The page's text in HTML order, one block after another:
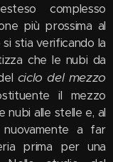
complesso
più prossima al
stia verificando la
che le nubi da
ciclo del mezzo
il mezzo
nubi alle stelle e, al
a far
prima per una